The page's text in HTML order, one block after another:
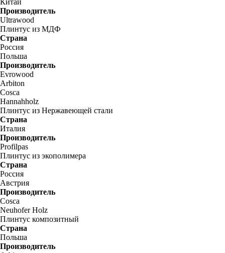
Китай
Производитель
Ultrawood
Плинтус из МДФ
Страна
Россия
Польша
Производитель
Evrowood
Arbiton
Cosca
Hannahholz
Плинтус из Нержавеющей стали
Страна
Италия
Производитель
Profilpas
Плинтус из экополимера
Страна
Россия
Австрия
Производитель
Cosca
Neuhofer Holz
Плинтус композитный
Страна
Польша
Производитель